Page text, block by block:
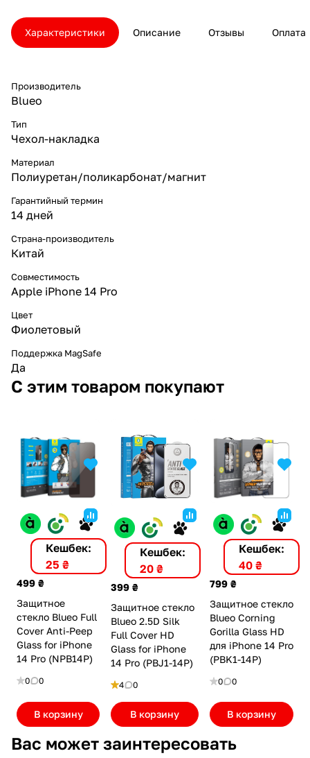
Характеристики Описание Отзывы Оплата
Производитель
Blueo
Тип
Чехол-накладка
Материал
Полиуретан/поликарбонат/магнит
Гарантийный термин
14 дней
Страна-производитель
Китай
Совместимость
Apple iPhone 14 Pro
Цвет
Фиолетовый
Поддержка MagSafe
Да
С этим товаром покупают
Кешбек:
25 ₴
499 ₴
Защитное
стекло Blueo Full
Cover Anti-Peep
Glass for iPhone
14 Pro (NPB14P)
0 0
В корзину
Кешбек:
20 ₴
399 ₴
Защитное стекло
Blueo 2.5D Silk
Full Cover HD
Glass for iPhone
14 Pro (PBJ1-14P)
4 0
В корзину
Кешбек:
40 ₴
799 ₴
Защитное стекло
Blueo Corning
Gorilla Glass HD
для iPhone 14 Pro
(PBK1-14P)
0 0
В корзину
Вас может заинтересовать